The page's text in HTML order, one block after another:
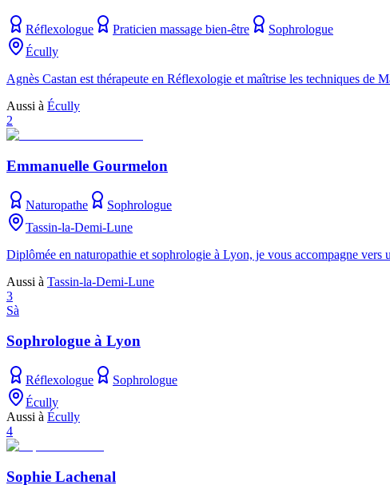
Réflexologue Praticien massage bien-être
Sophrologue
Écully
Agnès Castan est thérapeute en Réflexologie et maîtrise les techniques de
Aussi à Écully
2
Emmanuelle Gourmelon
Naturopathe
Sophrologue
Tassin-la-Demi-Lune
Diplômée en naturopathie et sophrologie à Lyon, je vous accompagne
Aussi à Tassin-la-Demi-Lune
3
Sà
Sophrologue à Lyon
Réflexologue
Sophrologue
Écully
Aussi à Écully
4
Sophie Lachenal